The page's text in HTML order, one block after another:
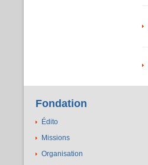
Fondation
Édito
Missions
Organisation